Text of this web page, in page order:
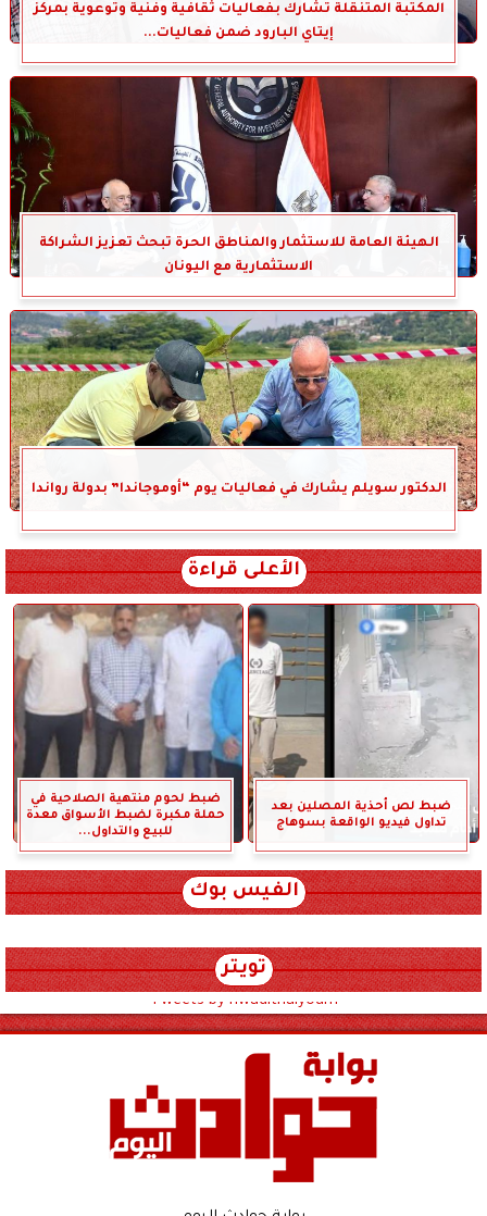
المكتبة المتنقلة تشارك بفعاليات ثقافية وفنية وتوعوية بمركز
إيتاي البارود ضمن فعاليات...
الهيئة العامة للاستثمار والمناطق الحرة تبحث تعزيز الشراكة
الاستثمارية مع اليونان
الدكتور سويلم يشارك في فعاليات يوم “أوموجاندا” بدولة رواندا
الأعلى قراءة
ضبط لص أحذية المصلين بعد
تداول فيديو الواقعة بسوهاج
ضبط لحوم منتهية الصلاحية في
حملة مكبرة لضبط الأسواق معدة
للبيع والتداول...
الفيس بوك
تويتر
Tweets by hwadithalyoum